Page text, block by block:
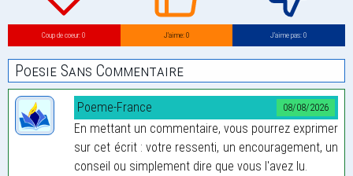
Coup de coeur: 0 J’aime: 0 J’aime pas: 0
Poesie Sans Commentaire
08/08/2026
Poeme-France
En mettant un commentaire, vous pourrez exprimer
sur cet écrit : votre ressenti, un encouragement, un
conseil ou simplement dire que vous l'avez lu.